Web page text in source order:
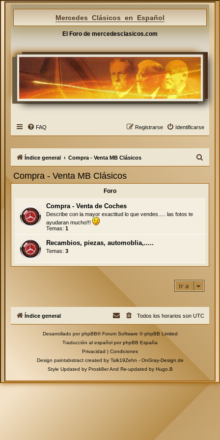
Mercedes Clásicos en Español
El Foro de mercedesclasicos.com
FAQ Identificarse
Registrarse
Índice general Compra - Venta MB Clásicos
Compra - Venta MB Clásicos
Foro
Compra - Venta de Coches
Describe con la mayor exactitud lo que vendes..... las fotos te
ayudaran mucho!!!
Temas: 1
Recambios, piezas, automoblia,.....
Temas: 3
Ir a
Índice general Todos los horarios son UTC
Desarrollado porphpBB® Forum Software © phpBB Limited
Traducción al español porphpBB España
Privacidad | Condiciones
Design paintabstract created by Talk19Zehn - OnGray-Design.de
Style Updated by Prosk8erAnd Re-updated by Hugo.B